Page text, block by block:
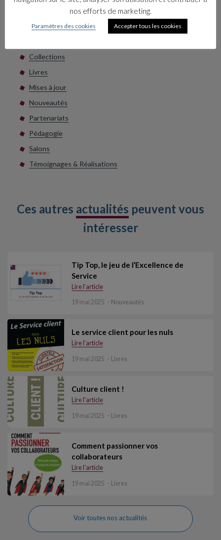
tous les salariés afin d’intégrer les fonda…
17 juin 2026
Collections
Livres
Mises à jour
Nouveautés
Partenariats
Pédagogie
Salons
Témoignages & Réalisations
Ces autres actualités peuvent vous
intéresser
Tip Top, le jeu de l’Excellence de
Service
Lire l'article
19 mai 2025 Nouveautés
Le service client pour les nuls
Lire l'article
19 mai 2025 Livres
Culture client !
Lire l'article
19 mai 2025 Livres
Comment passionner vos
collaborateurs
Lire l'article
19 mai 2025 Livres
Voir toutes nos actualités
nos efforts de marketing.
Paramètres des cookies Accepter tous les cookies